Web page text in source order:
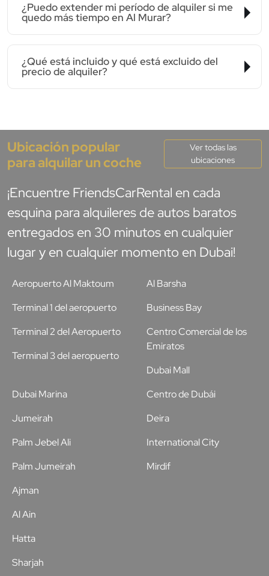
¿Puedo extender mi período de alquiler si me
quedo más tiempo en Al Murar?
¿Qué está incluido y qué está excluido del
precio de alquiler?
Ubicación popular
para alquilar un coche
Ver todas las
ubicaciones
¡Encuentre FriendsCarRental en cada
esquina para alquileres de autos baratos
entregados en 30 minutos en cualquier
lugar y en cualquier momento en Dubai!
Aeropuerto Al Maktoum
Terminal 1 del aeropuerto
Terminal 2 del Aeropuerto
Terminal 3 del aeropuerto
Al Barsha
Business Bay
Centro Comercial de los
Emiratos
Dubai Mall
Dubai Marina
Jumeirah
Palm Jebel Ali
Palm Jumeirah
Centro de Dubái
Deira
International City
Mirdif
Ajman
Al Ain
Hatta
Sharjah